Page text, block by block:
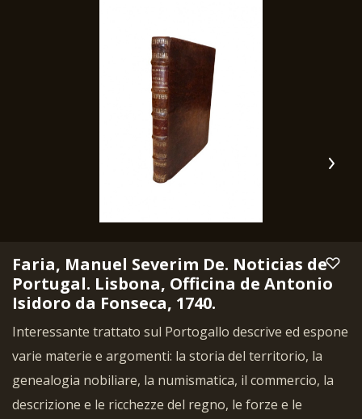
Faria, Manuel Severim De. Noticias de
Portugal. Lisbona, Officina de Antonio
Isidoro da Fonseca, 1740.
Interessante trattato sul Portogallo descrive ed espone
varie materie e argomenti: la storia del territorio, la
genealogia nobiliare, la numismatica, il commercio, la
descrizione e le ricchezze del regno, le forze e le